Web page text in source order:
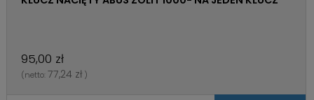
95,00 zł
(netto: 77,24 zł )